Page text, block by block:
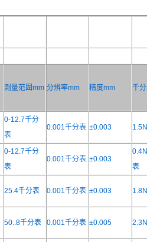
測量范圍mm 分辨率mm 精度mm 千
0-12.7千分
表
0.001千分表 ±0.003
0-12.7千分
表
0.001千分表 ±0.003
表
25.4千分表 0.001千分表 ±0.003
50..8千分表 0.001千分表 ±0.005